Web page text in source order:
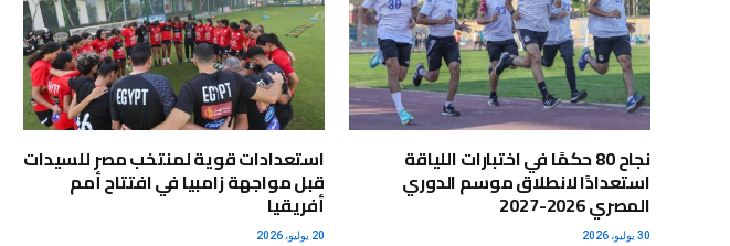
نجاح 80 حكمًا في اختبارات اللياقة
استعدادًا لانطلاق موسم الدوري
المصري 2026-2027
30 يوليو، 2026
استعدادات قوية لمنتخب مصر للسيدات
قبل مواجهة زامبيا في افتتاح أمم
أفريقيا
20 يوليو، 2026